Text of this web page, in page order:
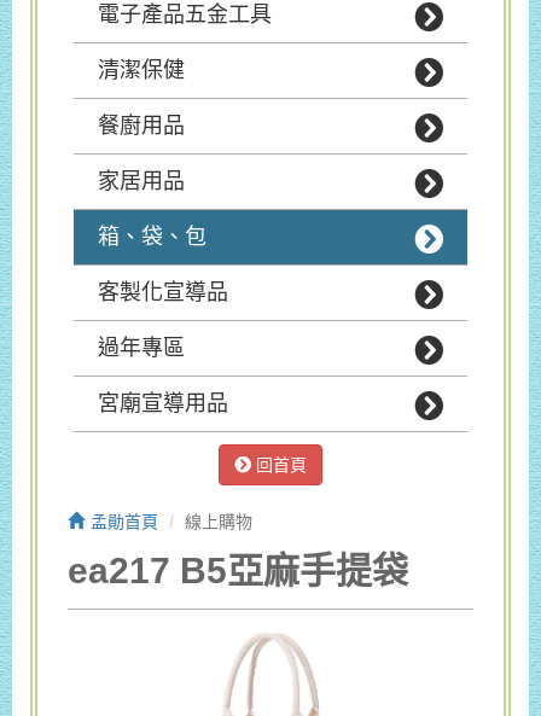
電子產品五金工具
清潔保健
餐廚用品
家居用品
箱、袋、包
客製化宣導品
過年專區
宮廟宣導用品
回首頁
孟勛首頁 線上購物
ea217 B5亞麻手提袋